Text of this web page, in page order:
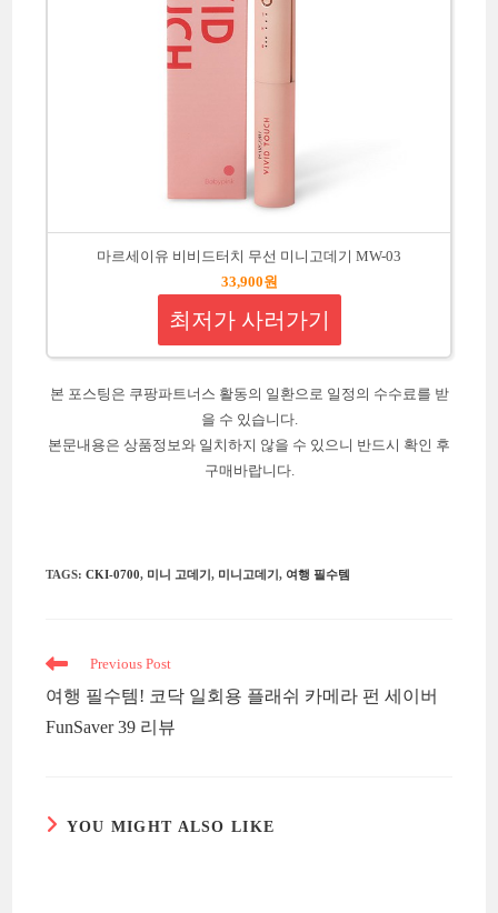
마르세이유 비비드터치 무선 미니고데기 MW-03
33,900원
최저가 사러가기
본 포스팅은 쿠팡파트너스 활동의 일환으로 일정의 수수료를 받
을 수 있습니다.
본문내용은 상품정보와 일치하지 않을 수 있으니 반드시 확인 후
구매바랍니다.
TAGS:CKI-0700, 미니 고데기, 미니고데기, 여행 필수템
Read
articles
Previous Post
여행 필수템! 코닥 일회용 플래쉬 카메라 펀 세이버
FunSaver 39 리뷰
YOU MIGHT ALSO LIKE